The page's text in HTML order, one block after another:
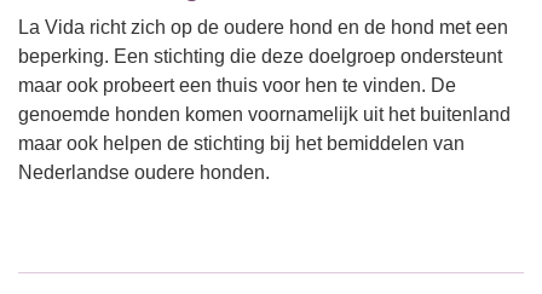
La Vida richt zich op de oudere hond en de hond met een
beperking. Een stichting die deze doelgroep ondersteunt
maar ook probeert een thuis voor hen te vinden. De
genoemde honden komen voornamelijk uit het buitenland
maar ook helpen de stichting bij het bemiddelen van
Nederlandse oudere honden.